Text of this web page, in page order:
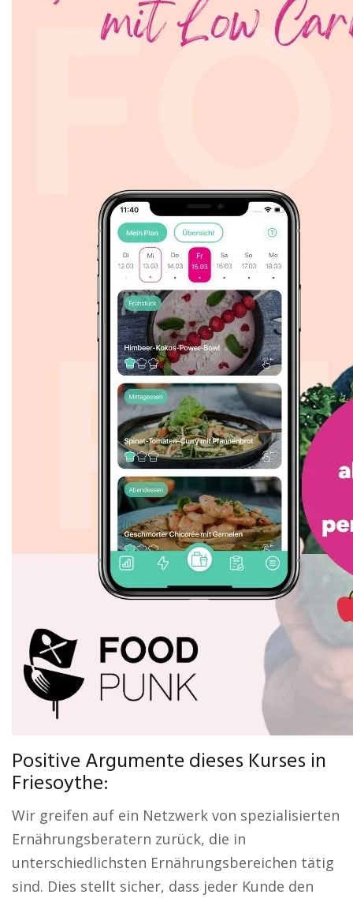
Positive Argumente dieses Kurses in
Friesoythe:
Wir greifen auf ein Netzwerk von spezialisierten
Ernährungsberatern zurück, die in
unterschiedlichsten Ernährungsbereichen tätig
sind. Dies stellt sicher, dass jeder Kunde den